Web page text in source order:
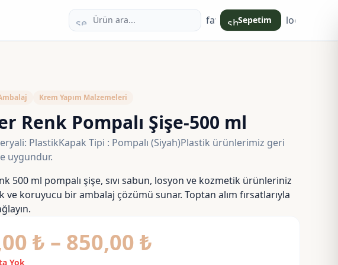
search favoriteshopping_bag
Sepetim login
Krem Yapım Malzemeleri
Renk Pompalı Şişe-500 ml
PlastikKapak Tipi : Pompalı (Siyah)Plastik ürünlerimiz geri
uygundur.
500 ml pompalı şişe, sıvı sabun, losyon ve kozmetik ürünleriniz
ve koruyucu bir ambalaj çözümü sunar. Toptan alım fırsatlarıyla
₺ – 850,00 ₺
Yok